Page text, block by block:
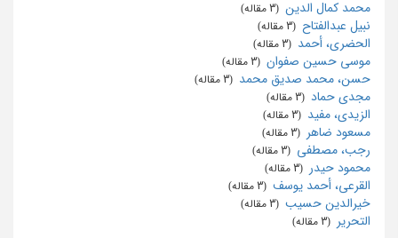
محمد کمال الدین
نبیل عبدالفتاح
الحضری، أحمد
موسی حسین صفوان
حسن، محمد صديق محمد
مجدی حماد
الزیدی، مفید
مسعود ضاهر
رجب، مصطفی
محمود حیدر
القرعی، أحمد یوسف
خیرالدین حسیب
التحریر